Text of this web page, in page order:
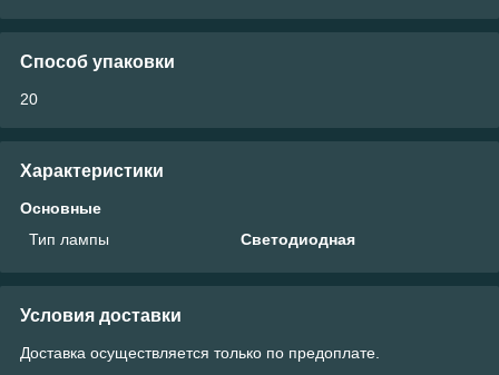
Способ упаковки
20
Характеристики
Основные
Тип лампы
Светодиодная
Условия доставки
Доставка осуществляется только по предоплате.